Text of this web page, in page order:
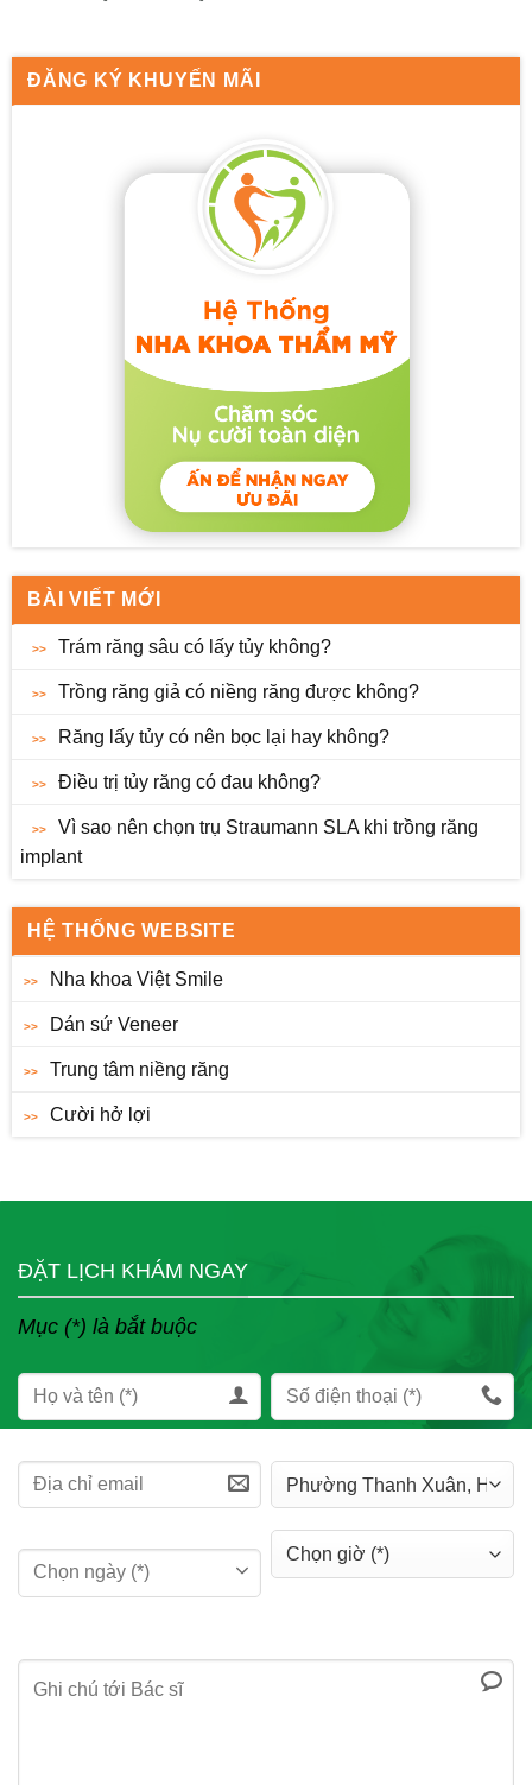
ĐĂNG KÝ KHUYẾN MÃI
BÀI VIẾT MỚI
Trám răng sâu có lấy tủy không?
Trồng răng giả có niềng răng được không?
Răng lấy tủy có nên bọc lại hay không?
Điều trị tủy răng có đau không?
Vì sao nên chọn trụ Straumann SLA khi trồng răng
implant
HỆ THỐNG WEBSITE
Nha khoa Việt Smile
Dán sứ Veneer
Trung tâm niềng răng
Cười hở lợi
ĐẶT LỊCH KHÁM NGAY
Mục (*) là bắt buộc